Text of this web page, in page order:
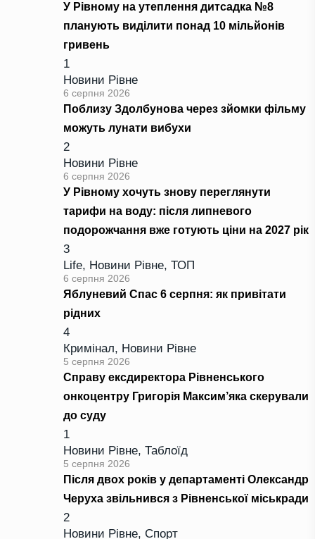
У Рівному на утеплення дитсадка №8
планують виділити понад 10 мільйонів
гривень
1
Новини Рівне
6 серпня 2026
Поблизу Здолбунова через зйомки фільму
можуть лунати вибухи
2
Новини Рівне
6 серпня 2026
У Рівному хочуть знову переглянути
тарифи на воду: після липневого
подорожчання вже готують ціни на 2027 рік
3
Life, Новини Рівне, ТОП
6 серпня 2026
Яблуневий Спас 6 серпня: як привітати
рідних
4
Кримінал, Новини Рівне
5 серпня 2026
Справу ексдиректора Рівненського
онкоцентру Григорія Максим’яка скерували
до суду
1
Новини Рівне, Таблоїд
5 серпня 2026
Після двох років у департаменті Олександр
Черуха звільнився з Рівненської міськради
2
Новини Рівне, Спорт